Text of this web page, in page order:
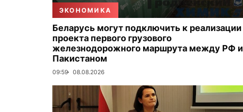
ЭКОНОМИКА
Беларусь могут подключить к реализации
проекта первого грузового
железнодорожного маршрута между РФ и
Пакистаном
09:59 08.08.2026